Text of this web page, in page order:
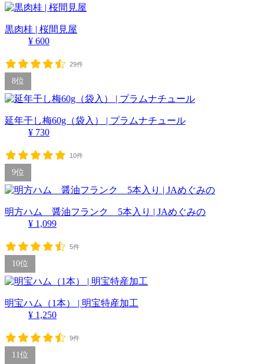
黒肉桂 | 桜間見屋
¥ 600
29件
8位
延年干し梅60g（袋入） | プラムナチュール
¥ 730
10件
9位
明方ハム 醤油フランク 5本入り | JAめぐみの
¥ 1,099
5件
10位
明宝ハム（1本） | 明宝特産加工
¥ 1,250
9件
11位